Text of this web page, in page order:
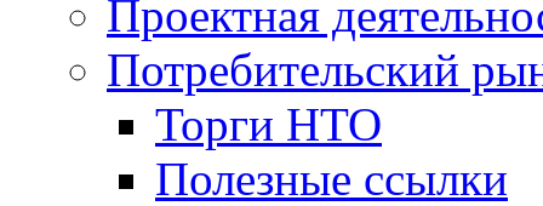
Проектная
Потребительский
Торги НТО
Полезные ссылки